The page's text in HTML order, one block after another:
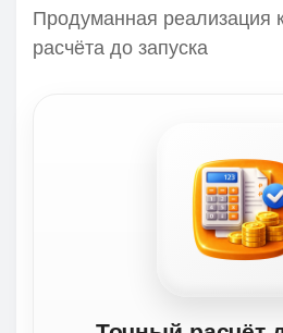
Продуманная реализация
расчёта до запуска